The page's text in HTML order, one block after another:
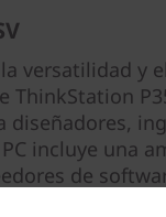
versatilidad y
ThinkStation
diseñadores,
PC incluye una
de
en las